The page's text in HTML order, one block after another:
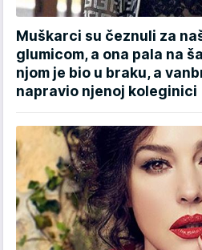
Muškarci su čeznuli za
glumicom, a ona pala na
njom je bio u braku, a
napravio njenoj koleginici